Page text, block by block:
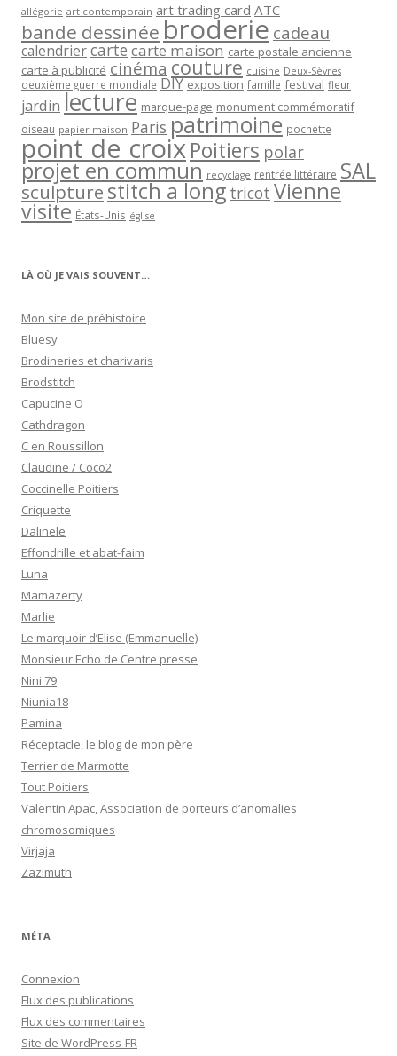
allégorie art contemporain art trading card ATC
bande dessinée broderie cadeau
calendriercartecarte maison carte postale ancienne
carte à publicité cinéma couture cuisine Deux-Sèvres
deuxième guerre mondiale DIY exposition famille festival fleur
jardin lecture marque-page monument commémoratif
oiseau papier maison Paris patrimoine pochette
point de croixPoitiers polar
projet en commun recyclage rentrée littéraire SAL
sculpturestitch a long tricot Vienne
visite États-Unis église
LÀ OÙ JE VAIS SOUVENT…
Mon site de préhistoire
Bluesy
Brodineries et charivaris
Brodstitch
Capucine O
Cathdragon
C en Roussillon
Claudine / Coco2
Coccinelle Poitiers
Criquette
Dalinele
Effondrille et abat-faim
Luna
Mamazerty
Marlie
Le marquoir d’Elise (Emmanuelle)
Monsieur Echo de Centre presse
Nini 79
Niunia18
Pamina
Réceptacle, le blog de mon père
Terrier de Marmotte
Tout Poitiers
Valentin Apac, Association de porteurs d’anomalies
chromosomiques
Virjaja
Zazimuth
MÉTA
Connexion
Flux des publications
Flux des commentaires
Site de WordPress-FR